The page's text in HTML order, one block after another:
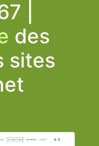
|
des
sites